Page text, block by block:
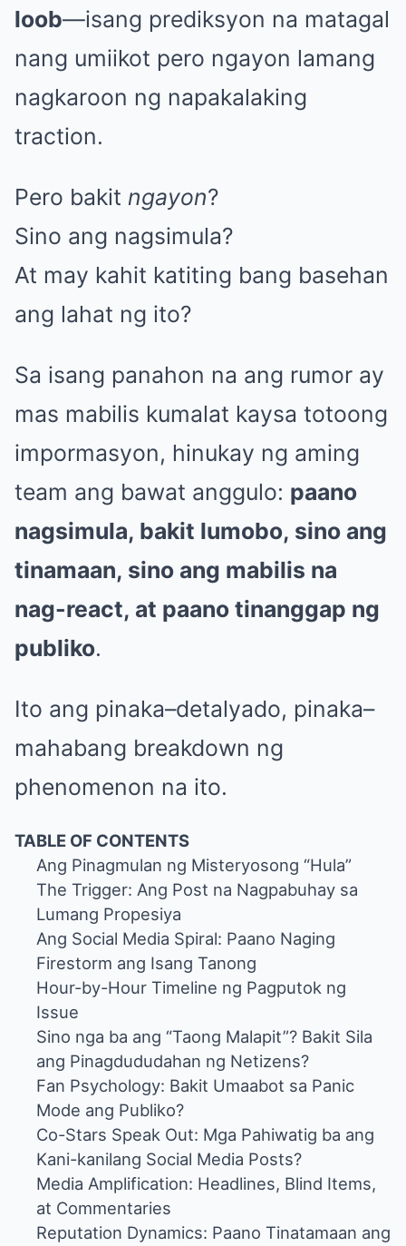
loob—isang prediksyon na matagal
nang umiikot pero ngayon lamang
nagkaroon ng napakalaking
traction.
Pero bakit ngayon?
Sino ang nagsimula?
At may kahit katiting bang basehan
ang lahat ng ito?
Sa isang panahon na ang rumor ay
mas mabilis kumalat kaysa totoong
impormasyon, hinukay ng aming
team ang bawat anggulo: paano
nagsimula, bakit lumobo, sino ang
tinamaan, sino ang mabilis na
nag-react, at paano tinanggap ng
publiko.
Ito ang pinaka–detalyado, pinaka–
mahabang breakdown ng
phenomenon na ito.
TABLE OF CONTENTS
Ang Pinagmulan ng Misteryosong “Hula”
The Trigger: Ang Post na Nagpabuhay sa
Lumang Propesiya
Ang Social Media Spiral: Paano Naging
Firestorm ang Isang Tanong
Hour-by-Hour Timeline ng Pagputok ng
Issue
Sino nga ba ang “Taong Malapit”? Bakit Sila
ang Pinagdududahan ng Netizens?
Fan Psychology: Bakit Umaabot sa Panic
Mode ang Publiko?
Co-Stars Speak Out: Mga Pahiwatig ba ang
Kani-kanilang Social Media Posts?
Media Amplification: Headlines, Blind Items,
at Commentaries
Reputation Dynamics: Paano Tinatamaan ang